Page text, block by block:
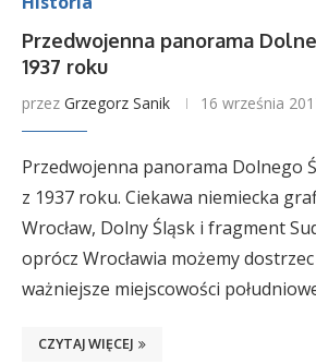
Przedwojenna panorama
1937 roku
przez Grzegorz Sanik 16 września
Przedwojenna panorama Dolnego
z 1937 roku. Ciekawa niemiecka
Wrocław, Dolny Śląsk i fragment
oprócz Wrocławia możemy
ważniejsze miejscowości
CZYTAJ WIĘCEJ